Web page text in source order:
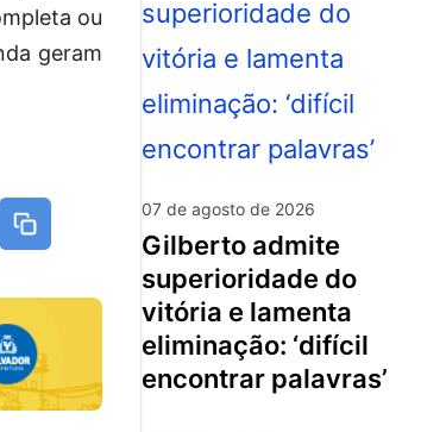
ou
geram
07 de agosto de 2026
gilberto admite
superioridade do
vitória e lamenta
eliminação: ‘difícil
encontrar palavras’